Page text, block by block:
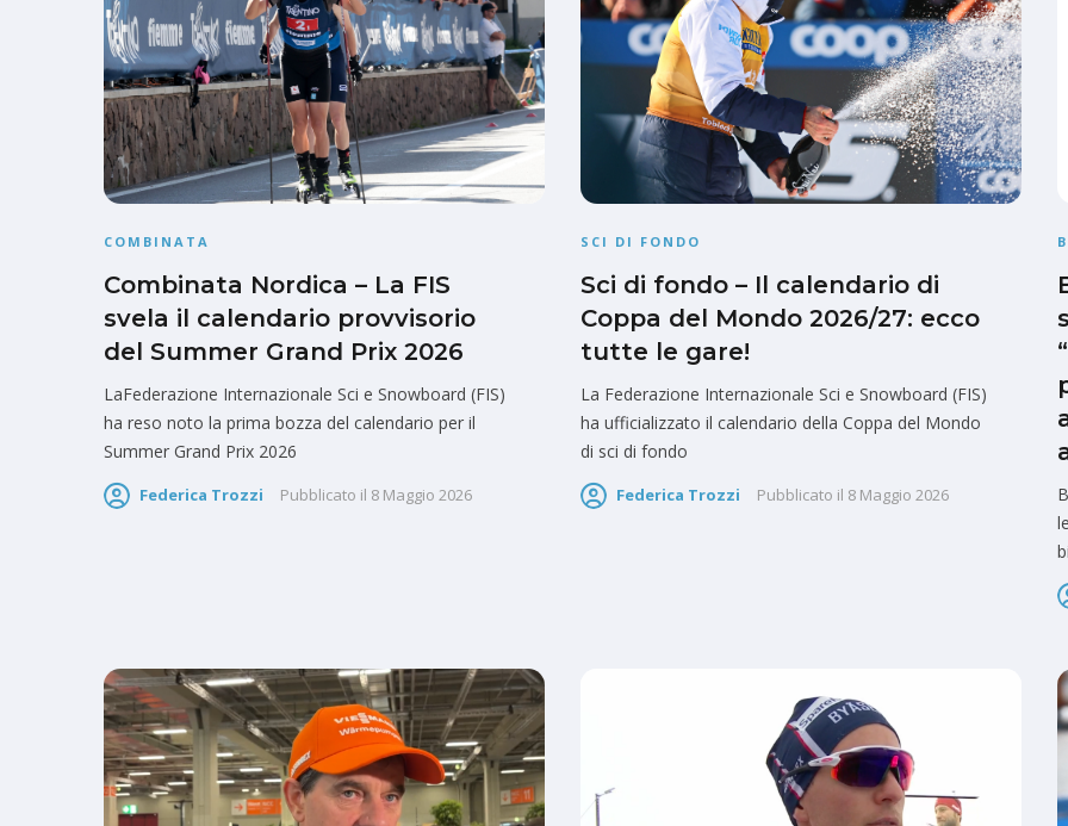
COMBINATA
Combinata Nordica – La FIS
svela il calendario provvisorio
del Summer Grand Prix 2026
LaFederazione Internazionale Sci e Snowboard (FIS)
ha reso noto la prima bozza del calendario per il
Summer Grand Prix 2026
Federica Trozzi Pubblicato il 8 Maggio 2026
SCI DI FONDO
Sci di fondo – Il calendario di
Coppa del Mondo 2026/27: ecco
tutte le gare!
La Federazione Internazionale Sci e Snowboard (FIS)
ha ufficializzato il calendario della Coppa del Mondo
di sci di fondo
Federica Trozzi Pubblicato il 8 Maggio 2026